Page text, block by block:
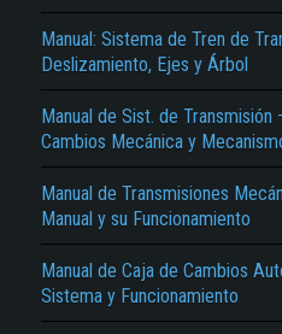
Manual: Sistema de Tren de
Deslizamiento, Ejes y Árbol
Manual de Sist. de Transmisión
Cambios Mecánica y
Manual de Transmisiones
Manual y su Funcionamiento
Manual de Caja de Cambios
Sistema y Funcionamiento
El Título es incorrecto
Texto o Imagen de
No carga o no se
Reportar otro tipo de